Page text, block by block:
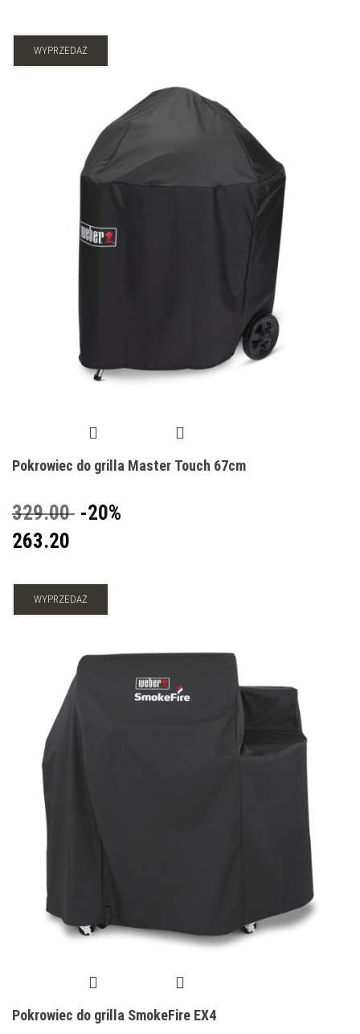
WYPRZEDAŻ
Pokrowiec do grilla Master Touch 67cm
329.00 -20%
263.20
WYPRZEDAŻ
Pokrowiec do grilla SmokeFire EX4